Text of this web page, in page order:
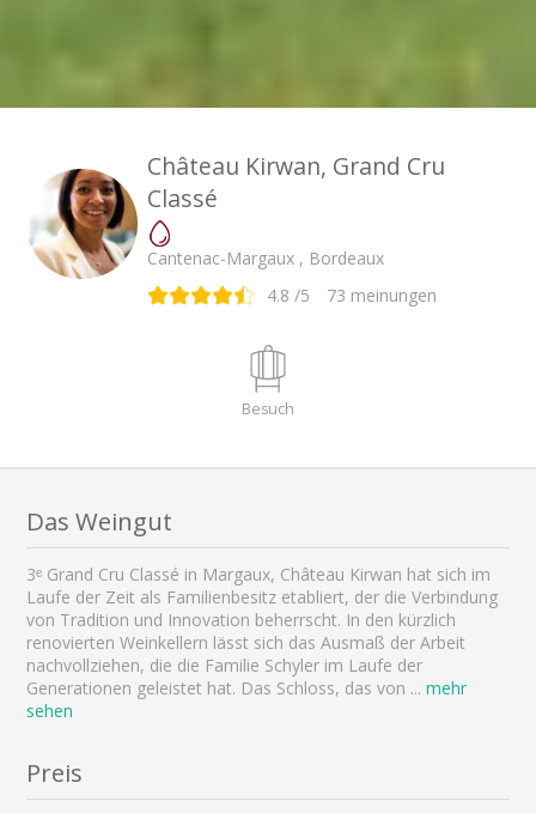
Château Kirwan, Grand Cru
Classé
Cantenac-Margaux , Bordeaux
4.8 /5 73 meinungen
Besuch
Das Weingut
3ᵉ Grand Cru Classé in Margaux, Château Kirwan hat sich im
Laufe der Zeit als Familienbesitz etabliert, der die Verbindung
von Tradition und Innovation beherrscht. In den kürzlich
renovierten Weinkellern lässt sich das Ausmaß der Arbeit
nachvollziehen, die die Familie Schyler im Laufe der
Generationen geleistet hat. Das Schloss, das von ... mehr
sehen
Preis